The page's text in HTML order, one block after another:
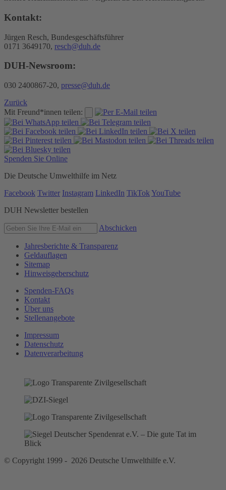
Kontakt:
Jürgen Resch, Bundesgeschäftsführer
0171 3649170, resch@duh.de
DUH-Newsroom:
030 2400867-20, presse@duh.de
Zurück
Mit Freund*innen teilen:
Spenden Sie Online
Die Deutsche Umwelthilfe im Netz
Facebook Twitter Instagram LinkedIn TikTok YouTube
DUH Newsletter bestellen
Abschicken
Jahresberichte & Transparenz
Geldauflagen
Sitemap
Hinweisgeberschutz
Spenden-FAQs
Kontakt
Über uns
Stellenangebote
Impressum
Datenschutz
Datenverarbeitung
© Copyright 1999 - 2026 Deutsche Umwelthilfe e.V.